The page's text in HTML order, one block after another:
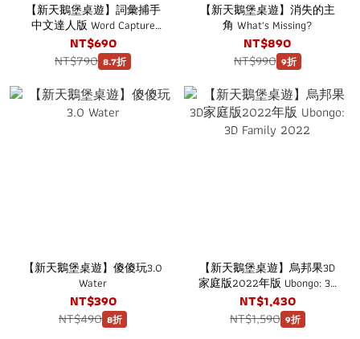
【新天鵝堡桌遊】詞彙捕手
中文達人版 Word Capture
Chinese Master
NT$690
NT$790 8.7折
【新天鵝堡桌遊】消失的主
角 What's Missing?
NT$890
NT$990 9折
【新天鵝堡桌遊】傻傻玩3.0
Water
NT$390
NT$490 8折
【新天鵝堡桌遊】烏邦果3D
家庭版2022年版 Ubongo: 3D
Family 2022
NT$1,430
NT$1,590 9折